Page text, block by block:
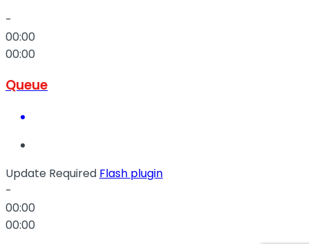
-
00:00
00:00
Queue
Update Required Flash plugin
-
00:00
00:00